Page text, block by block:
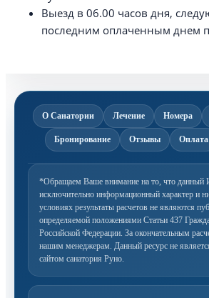
Выезд в 06.00 часов дня,
последним оплаченным днем
О Санатории Лечение Номера
Бронирование Отзывы Оплата
*Обращаем Ваше внимание на то, что данный
исключительно информационный характер и
условиях результаты расчетов не являются
определяемой положениями Статьи 437
Российской Федерации. За окончательным
нашим менеджерам. Данный ресурс не
сайтом санатория Руно.